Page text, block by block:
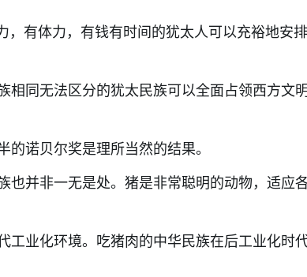
，有体力，有钱有时间的犹太人可以充裕地安
相同无法区分的犹太民族可以全面占领西方文
诺贝尔奖是理所当然的结果。
也并非一无是处。猪是非常聪明的动物，适应
工业化环境。吃猪肉的中华民族在后工业化时